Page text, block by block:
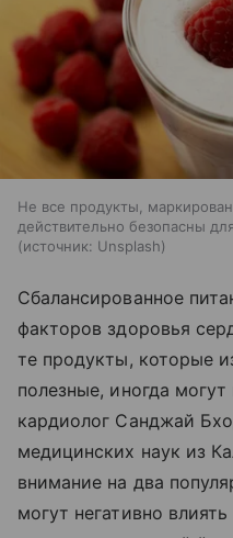
Не все продукты,
действительно безопасны
источник: Unsplash
Сбалансированное
факторов здоровья
те продукты, которые
полезные, иногда
кардиолог Санджай
медицинских наук из
внимание на два
могут негативно